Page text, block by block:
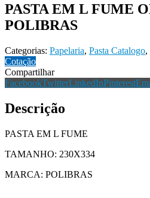
PASTA EM L FUME
POLIBRAS
Categorias: Papelaria, Pasta Catalogo,
Cotação
Compartilhar
FacebookTwitterLinkedInPinterest
Descrição
PASTA EM L FUME
TAMANHO: 230X334
MARCA: POLIBRAS